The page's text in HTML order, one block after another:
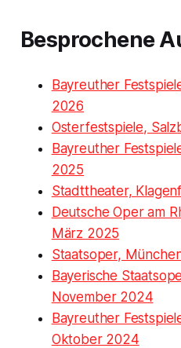
Besprochene
Bayreuther
2026
Osterfestspiele,
Bayreuther
2025
Stadttheater,
Deutsche Oper am
März 2025
Staatsoper,
Bayerische
November 2024
Bayreuther
Oktober 2024